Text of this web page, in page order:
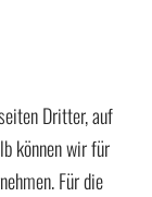
Dritter, auf
können wir für
Für die